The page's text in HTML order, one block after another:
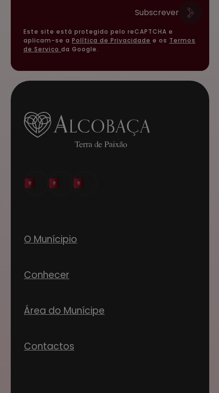
Subscrever
Este site está protegido pelo reCAPTCHA e
aplicam-se a Política de Privacidade e os Termos
de Serviço da Google.
O Munícipio
Conhecer
Área do Munícipe
Contactos